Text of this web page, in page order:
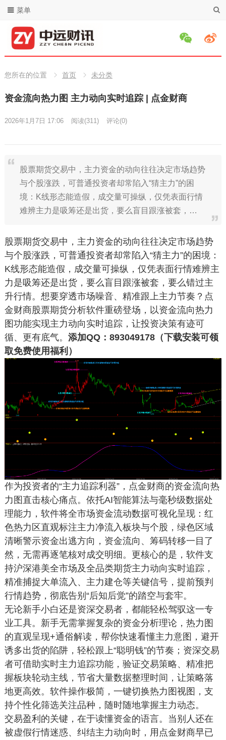
菜单
您所在的位置 首页 未分类
资金流向热力图 主力动向实时追踪 | 点金财商
2026年1月7日 17:06 阅读(311) 评论(0)
股票期货交易中，主力资金的动向往往决定市场趋势
与个股涨跌，可普通投资者却常陷入“猜主力”的困
境：K线形态能造假，成交量可操纵，仅凭表面行情
难辨主力是吸筹还是出货，要么盲目跟涨被套，…
股票期货交易中，主力资金的动向往往决定市场趋势
与个股涨跌，可普通投资者却常陷入“猜主力”的困境：
K线形态能造假，成交量可操纵，仅凭表面行情难辨主
力是吸筹还是出货，要么盲目跟涨被套，要么错过主
升行情。想要穿透市场噪音、精准跟上主力节奏？点
金财商股票期货分析软件重磅登场，以资金流向热力
图功能实现主力动向实时追踪，让投资决策有迹可
循、更有底气。 添加QQ：893049178（下载安装可领
取免费使用福利）
作为投资者的“主力追踪利器”，点金财商的资金流向热
力图直击核心痛点。依托AI智能算法与毫秒级数据处
理能力，软件将全市场资金流动数据可视化呈现：红
色热力区直观标注主力净流入板块与个股，绿色区域
清晰警示资金出逃方向，资金流向、筹码转移一目了
然，无需再逐笔核对成交明细。更核心的是，软件支
持沪深港美全市场及全品类期货主力动向实时追踪，
精准捕捉大单流入、主力建仓等关键信号，提前预判
行情趋势，彻底告别“后知后觉”的踏空与套牢。
无论新手小白还是资深交易者，都能轻松驾驭这一专
业工具。新手无需掌握复杂的资金分析理论，热力图
的直观呈现+通俗解读，帮你快速看懂主力意图，避开
诱多出货的陷阱，轻松跟上“聪明钱”的节奏；资深交易
者可借助实时主力追踪功能，验证交易策略、精准把
握板块轮动主线，节省大量数据整理时间，让策略落
地更高效。软件操作极简，一键切换热力图视图，支
持个性化筛选关注品种，随时随地掌握主力动态。
交易盈利的关键，在于读懂资金的语言。当别人还在
被虚假行情迷惑、纠结主力动向时，用点金财商早已